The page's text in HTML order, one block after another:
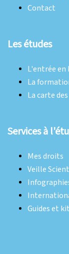
Contact
Les études
L'entrée
La
La carte
Services à
Mes droits
Veille
Guides et